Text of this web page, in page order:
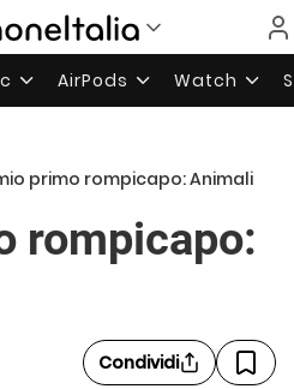
AirPods Watch
primo rompicapo: Animali
rompicapo:
Condividi